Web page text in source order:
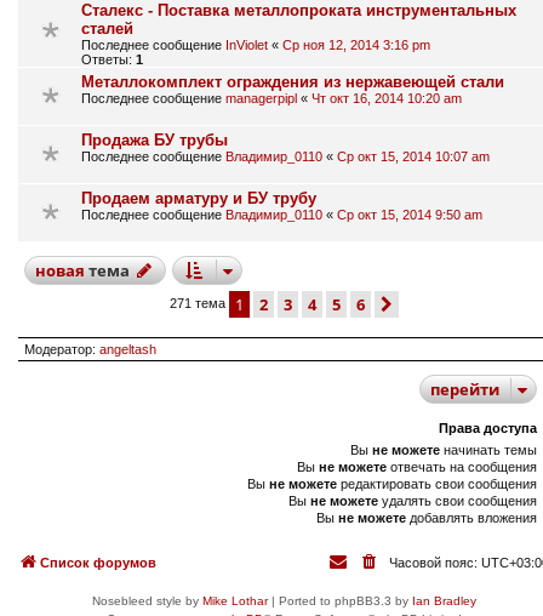
Сталекс - Поставка металлопроката инструментальных
сталей
Последнее сообщение InViolet « Ср ноя 12, 2014 3:16 pm
Ответы: 1
Металлокомплект ограждения из нержавеющей стали
Последнее сообщение managerpipl « Чт окт 16, 2014 10:20 am
Продажа БУ трубы
Последнее сообщение Владимир_0110 « Ср окт 15, 2014 10:07 am
Продаем арматуру и БУ трубу
Последнее сообщение Владимир_0110 « Ср окт 15, 2014 9:50 am
новаятема
271 тема 1 2 3 4 5 6
Модератор: angeltash
перейти
Права доступа
Вы не можете начинать темы
Вы не можете отвечать на сообщения
Вы не можете редактировать свои сообщения
Вы не можете удалять свои сообщения
Вы не можете добавлять вложения
Список форумов Часовой пояс:
Nosebleed style by Mike Lothar| Ported to phpBB3.3 by Ian Bradley